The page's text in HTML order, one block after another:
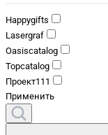
Happygifts
Lasergraf
Oasiscatalog
Topcatalog
Проект111
Применить